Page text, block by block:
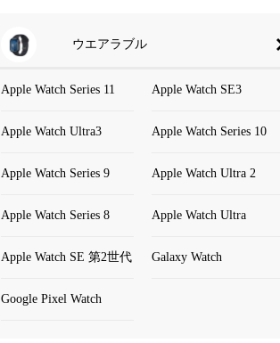
ウエアラブル
Apple Watch Series 11 Apple Watch SE3
Apple Watch Ultra3 Apple Watch Series 10
Apple Watch Series 9 Apple Watch Ultra 2
Apple Watch Series 8 Apple Watch Ultra
Apple Watch SE 第2世代 Galaxy Watch
Google Pixel Watch